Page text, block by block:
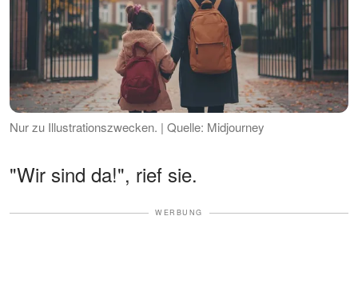
Nur zu Illustrationszwecken. | Quelle: Midjourney
"Wir sind da!", rief sie.
WERBUNG